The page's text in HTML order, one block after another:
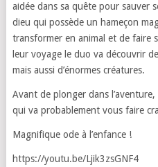
aidée dans sa quête pour sauver
dieu qui possède un hameçon
transformer en animal et de faire
leur voyage le duo va découvrir
mais aussi d’énormes créatures.
Avant de plonger dans
qui va probablement vous faire
Magnifique ode à l’enfance !
https://youtu.be/Ljik3zsGNF4